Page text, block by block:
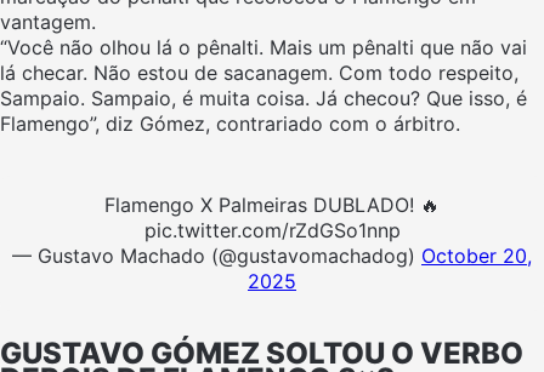
vantagem.
“Você não olhou lá o pênalti. Mais um pênalti que não vai
lá checar. Não estou de sacanagem. Com todo respeito,
Sampaio. Sampaio, é muita coisa. Já checou? Que isso, é
Flamengo”, diz Gómez, contrariado com o árbitro.
Flamengo X Palmeiras DUBLADO! 🔥
pic.twitter.com/rZdGSo1nnp
— Gustavo Machado (@gustavomachadog) October 20,
2025
GUSTAVO GÓMEZ SOLTOU O VERBO